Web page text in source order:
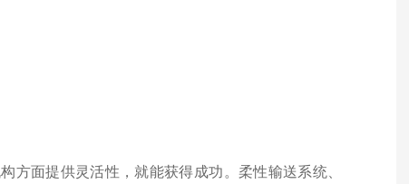
方面提供灵活性，就能获得成功。柔性输送系统、